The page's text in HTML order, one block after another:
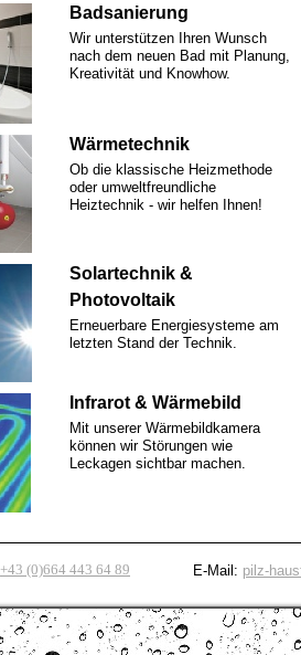
E-Mail: pilz-
+43 (0)664 443 64 89
Badsanierung
Wir unterstützen Ihren Wunsch
nach dem neuen Bad mit Planung,
Kreativität und Knowhow.
Wärmetechnik
Ob die klassische Heizmethode
oder umweltfreundliche
Heiztechnik - wir helfen Ihnen!
Infrarot & Wärmebild
Mit unserer Wärmebildkamera
können wir Störungen wie
Leckagen sichtbar machen.
Solartechnik &
Photovoltaik
Erneuerbare Energiesysteme am
letzten Stand der Technik.